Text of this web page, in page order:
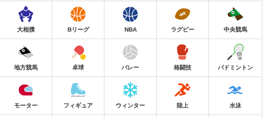
大相撲 Bリーグ NBA ラグビー 中央競馬
地方競馬 卓球 バレー 格闘技 バドミントン
モーター フィギュア ウィンター 陸上 水泳